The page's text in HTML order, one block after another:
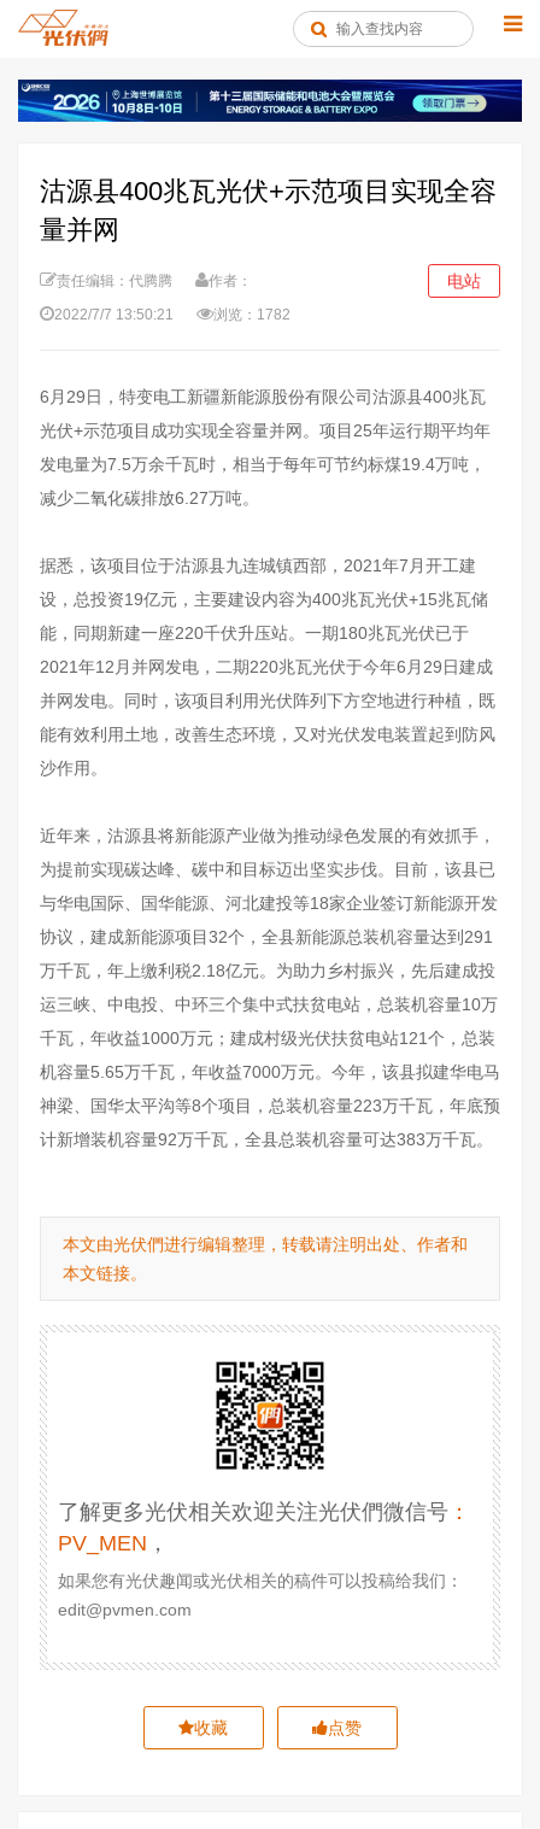
沽源县400兆瓦光伏+示范项目实现全容
量并网
责任编辑：代腾腾
作者：
2022/7/7 13:50:21
浏览：1782
电站
6月29日，特变电工新疆新能源股份有限公司沽源县400兆瓦
光伏+示范项目成功实现全容量并网。项目25年运行期平均年
发电量为7.5万余千瓦时，相当于每年可节约标煤19.4万吨，
减少二氧化碳排放6.27万吨。
据悉，该项目位于沽源县九连城镇西部，2021年7月开工建
设，总投资19亿元，主要建设内容为400兆瓦光伏+15兆瓦储
能，同期新建一座220千伏升压站。一期180兆瓦光伏已于
2021年12月并网发电，二期220兆瓦光伏于今年6月29日建成
并网发电。同时，该项目利用光伏阵列下方空地进行种植，既
能有效利用土地，改善生态环境，又对光伏发电装置起到防风
沙作用。
近年来，沽源县将新能源产业做为推动绿色发展的有效抓手，
为提前实现碳达峰、碳中和目标迈出坚实步伐。目前，该县已
与华电国际、国华能源、河北建投等18家企业签订新能源开发
协议，建成新能源项目32个，全县新能源总装机容量达到291
万千瓦，年上缴利税2.18亿元。为助力乡村振兴，先后建成投
运三峡、中电投、中环三个集中式扶贫电站，总装机容量10万
千瓦，年收益1000万元；建成村级光伏扶贫电站121个，总装
机容量5.65万千瓦，年收益7000万元。今年，该县拟建华电马
神梁、国华太平沟等8个项目，总装机容量223万千瓦，年底预
计新增装机容量92万千瓦，全县总装机容量可达383万千瓦。
本文由光伏們进行编辑整理，转载请注明出处、作者和
本文链接。
了解更多光伏相关欢迎关注光伏們微信号 ：
PV_MEN ，
如果您有光伏趣闻或光伏相关的稿件可以投稿给我们：
edit@pvmen.com
收藏 点赞